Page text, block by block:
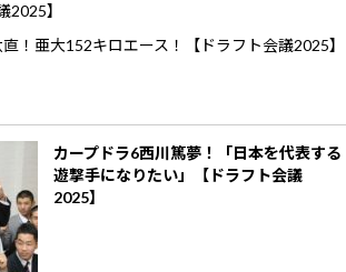
2025】
！亜大152キロエース！【ドラフト会議2025】
カープドラ6西川篤夢！「日本を代表する
遊撃手になりたい」【ドラフト会議
2025】